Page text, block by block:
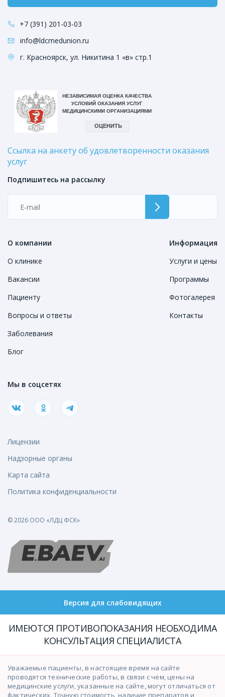
+7 (391) 201-03-03
info@ldcmedunion.ru
г. Красноярск, ул. Никитина 1 «в» стр.1
Ссылка на анкету об удовлетворенности оказания
услуг
О компании
О клинике
Вакансии
Пациенту
Вопросы и ответы
Заболевания
Блог
Информация
Услуги и цены
Программы
Фотогалерея
Контакты
Подпишитесь на рассылку
Мы в соцсетях
Лицензии
Надзорные органы
Карта сайта
Политика конфиденциальности
© 2026 ООО «ЛДЦ ФСК»
Версия для слабовидящих
ИМЕЮТСЯ ПРОТИВОПОКАЗАНИЯ НЕОБХОДИМА
КОНСУЛЬТАЦИЯ СПЕЦИАЛИСТА
Уважаемые пациенты, в настоящее время на сайте
проводятся технические работы, в связи с чем, цены на
медицинские услуги, указанные на сайте, могут отличаться от
фактических. Точную стоимость, наличие препаратов и